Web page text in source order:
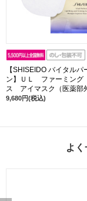
【SHISEIDO バイタルパ
ン】ＵＬ ファーミング
ス アイマスク（医薬部
9,680円(税込)
よ